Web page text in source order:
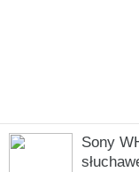
Sony